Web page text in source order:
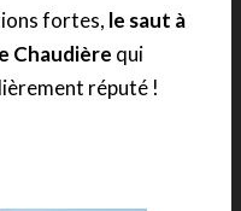
fortes, le saut à
Chaudière qui
réputé !